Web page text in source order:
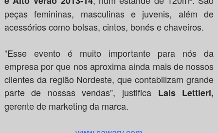
peças femininas, masculinas e juvenis, além de
acessórios como bolsas, cintos, bonés e chaveiros.
“Esse evento é muito importante para nós da
empresa por que nos aproxima ainda mais de nossos
clientes da região Nordeste, que contabilizam grande
parte de nossas vendas”, justifica Lais Lettieri,
gerente de marketing da marca.